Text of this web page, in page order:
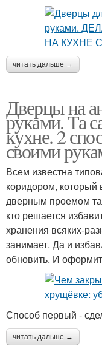
читать дальше →
Дверцы на
руками. Та
кухне. 2
своими
Всем известна
коридором, который
дверным проемом та
кто решается
хранения всяких-
занимает. Да и
обновить. И
Способ первый -
читать дальше →